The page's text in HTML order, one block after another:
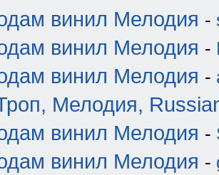
винил Мелодия -
винил Мелодия -
винил Мелодия -
Мелодия,
винил Мелодия -
винил Мелодия -